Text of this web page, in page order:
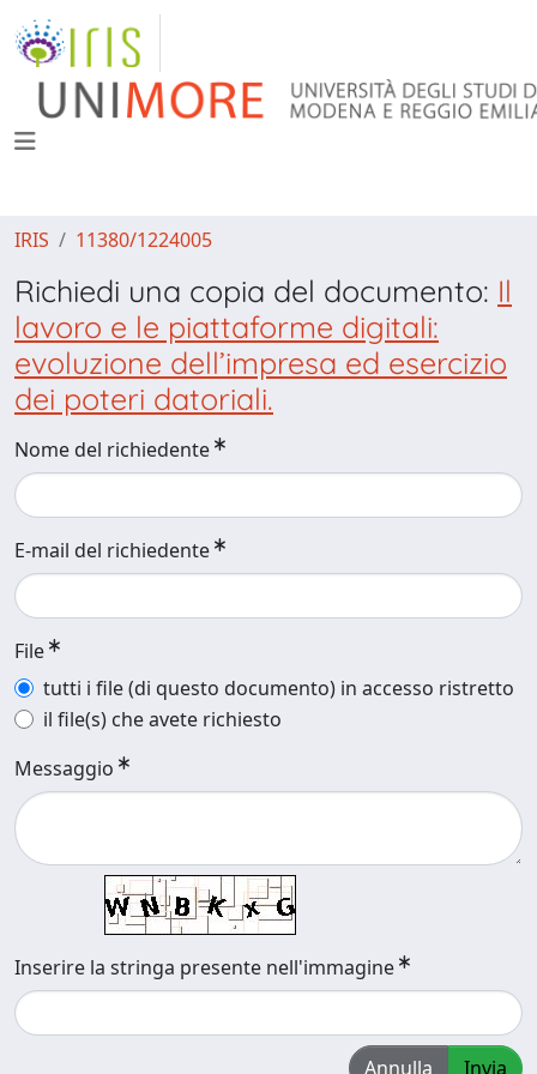
IRIS 11380/1224005
Richiedi una copia del documento: Il
lavoro e le piattaforme digitali:
evoluzione dell’impresa ed esercizio
dei poteri datoriali.
Nome del richiedente
E-mail del richiedente
File
tutti i file (di questo documento) in accesso ristretto
il file(s) che avete richiesto
Messaggio
Inserire la stringa presente nell'immagine
Annulla Invia